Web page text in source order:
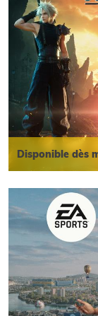
Disponible dès